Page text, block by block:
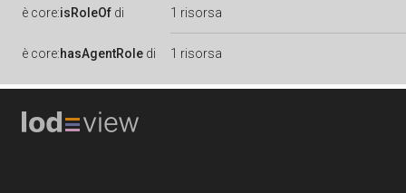
è core:isRoleOf di 1 risorsa
è core:hasAgentRole di 1 risorsa